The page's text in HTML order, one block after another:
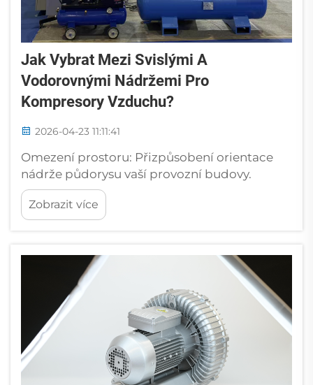
Jak Vybrat Mezi Svislými A
Vodorovnými Nádržemi Pro
Kompresory Vzduchu?
2026-04-23 11:11:41
Omezení prostoru: Přizpůsobení orientace
nádrže půdorysu vaší provozní budovy.
Plocha podlahy vs. výška stropu: optimalizace
instalace pro omezené prostory. Rozměrová
omezení vaší provozní budovy nakonec určují
nádrží...
Zobrazit více